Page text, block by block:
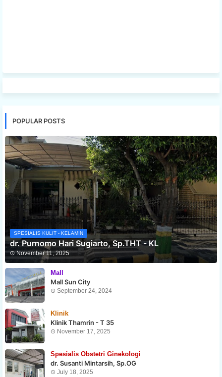
POPULAR POSTS
SPESIALIS KULIT - KELAMIN
dr. Purnomo Hari Sugiarto, Sp.THT - KL
November 11, 2025
Mall
Mall Sun City
September 24, 2024
Klinik
Klinik Thamrin - T 35
November 17, 2025
Spesialis Obstetri Ginekologi
dr. Susanti Mintarsih, Sp.OG
July 18, 2025